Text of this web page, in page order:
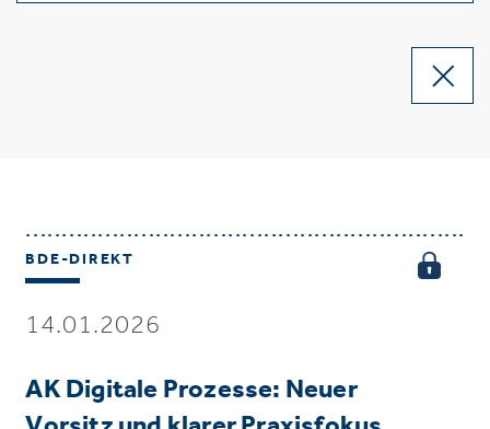
BDE-DIREKT
14.01.2026
AK Digitale Prozesse: Neuer